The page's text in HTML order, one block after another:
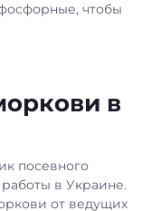
чтобы
в
посевного
в Украине.
от ведущих